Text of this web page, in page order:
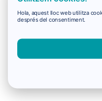
Hola, aquest lloc web utilitza
després del consentiment.